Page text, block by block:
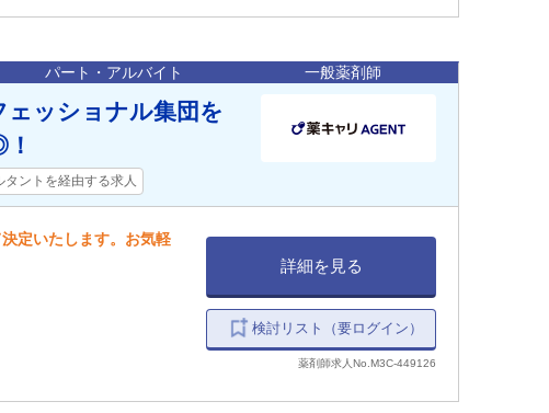
パート・アルバイト 一般薬剤師
ッショナル集団を
タントを経由する求人
定いたします。お気軽
詳細を見る
検討リスト（要ログイン）
薬剤師求人No.M3C-449126